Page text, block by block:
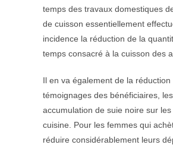
temps des travaux domestiques
de cuisson essentiellement
incidence la réduction de la
temps consacré à la cuisson des
Il en va également de la
témoignages des bénéficiaires,
accumulation de suie noire sur
cuisine. Pour les femmes qui
réduire considérablement leurs